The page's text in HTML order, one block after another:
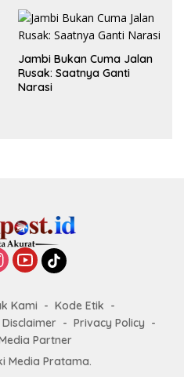
Jambi Bukan Cuma Jalan
Rusak: Saatnya Ganti
Narasi
Kami
Kode Etik
Disclaimer
Privacy Policy
Partner
Media Pratama.